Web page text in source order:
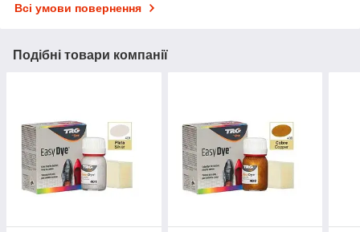
Всі умови повернення
Подібні товари компанії